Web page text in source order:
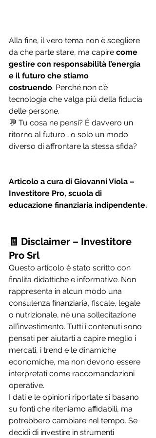
Alla fine, il vero tema non è scegliere
da che parte stare, ma capire come
gestire con responsabilità l’energia
e il futuro che stiamo
costruendo. Perché non c’è
tecnologia che valga più della fiducia
delle persone.
💬 Tu cosa ne pensi? È davvero un
ritorno al futuro… o solo un modo
diverso di affrontare la stessa sfida?
Articolo a cura di Giovanni Viola –
Investitore Pro, scuola di
educazione finanziaria indipendente.
🧾 Disclaimer – Investitore
Pro Srl
Questo articolo è stato scritto con
finalità didattiche e informative. Non
rappresenta in alcun modo una
consulenza finanziaria, fiscale, legale
o nutrizionale, né una sollecitazione
all’investimento. Tutti i contenuti sono
pensati per aiutarti a capire meglio i
mercati, i trend e le dinamiche
economiche, ma non devono essere
interpretati come raccomandazioni
operative.
I dati e le opinioni riportate si basano
su fonti che riteniamo affidabili, ma
potrebbero cambiare nel tempo. Se
decidi di investire in strumenti